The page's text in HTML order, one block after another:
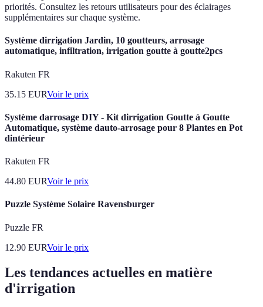
priorités. Consultez les retours utilisateurs pour des éclairages
supplémentaires sur chaque système.
Système dirrigation Jardin, 10 goutteurs, arrosage
automatique, infiltration, irrigation goutte à goutte2pcs
Rakuten FR
35.15 EURVoir le prix
Système darrosage DIY - Kit dirrigation Goutte à Goutte
Automatique, système dauto-arrosage pour 8 Plantes en Pot
dintérieur
Rakuten FR
44.80 EURVoir le prix
Puzzle Système Solaire Ravensburger
Puzzle FR
12.90 EURVoir le prix
Les tendances actuelles en matière
d'irrigation